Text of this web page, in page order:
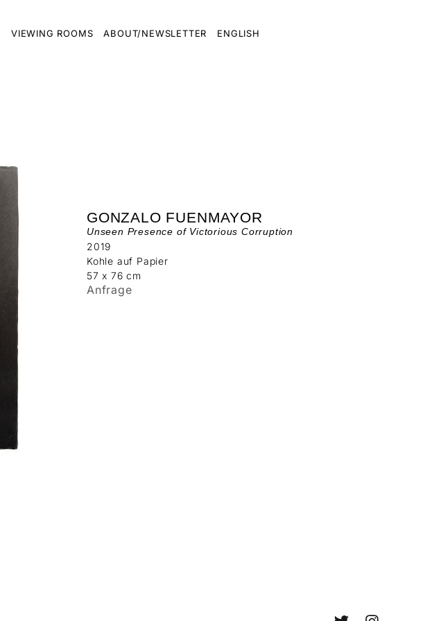
VIEWING ROOMS ABOUT/NEWSLETTER ENGLISH
GONZALO FUENMAYOR
Unseen Presence of Victorious Corruption
2019
Kohle auf Papier
57 x 76 cm
Anfrage